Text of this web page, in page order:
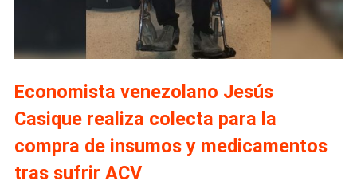
Economista venezolano Jesús
Casique realiza colecta para la
compra de insumos y medicamentos
tras sufrir ACV